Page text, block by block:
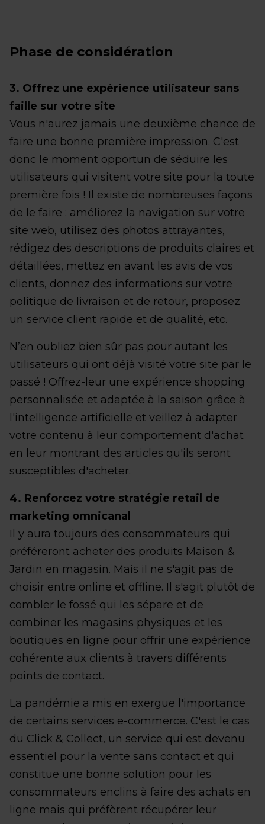
Phase de considération
3. Offrez une expérience utilisateur sans
faille sur votre site
Vous n'aurez jamais une deuxième chance de
faire une bonne première impression. C'est
donc le moment opportun de séduire les
utilisateurs qui visitent votre site pour la toute
première fois ! Il existe de nombreuses façons
de le faire : améliorez la navigation sur votre
site web, utilisez des photos attrayantes,
rédigez des descriptions de produits claires et
détaillées, mettez en avant les avis de vos
clients, donnez des informations sur votre
politique de livraison et de retour, proposez
un service client rapide et de qualité, etc.
N’en oubliez bien sûr pas pour autant les
utilisateurs qui ont déjà visité votre site par le
passé ! Offrez-leur une expérience shopping
personnalisée et adaptée à la saison grâce à
l'intelligence artificielle et veillez à adapter
votre contenu à leur comportement d'achat
en leur montrant des articles qu'ils seront
susceptibles d'acheter.
4. Renforcez votre stratégie retail de
marketing omnicanal
Il y aura toujours des consommateurs qui
préféreront acheter des produits Maison &
Jardin en magasin. Mais il ne s'agit pas de
choisir entre online et offline. Il s'agit plutôt de
combler le fossé qui les sépare et de
combiner les magasins physiques et les
boutiques en ligne pour offrir une expérience
cohérente aux clients à travers différents
points de contact.
La pandémie a mis en exergue l'importance
de certains services e-commerce. C'est le cas
du Click & Collect, un service qui est devenu
essentiel pour la vente sans contact et qui
constitue une bonne solution pour les
consommateurs enclins à faire des achats en
ligne mais qui préfèrent récupérer leur